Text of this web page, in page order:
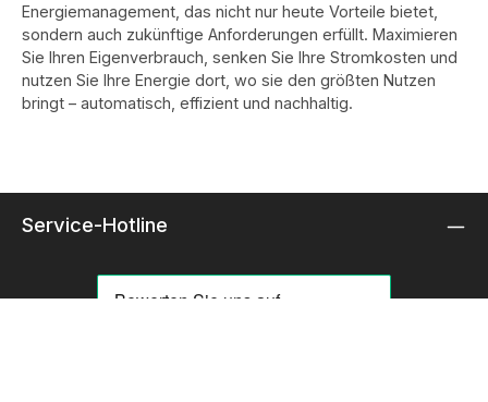
Energiemanagement, das nicht nur heute Vorteile bietet,
sondern auch zukünftige Anforderungen erfüllt. Maximieren
Sie Ihren Eigenverbrauch, senken Sie Ihre Stromkosten und
nutzen Sie Ihre Energie dort, wo sie den größten Nutzen
bringt – automatisch, effizient und nachhaltig.
Service-Hotline